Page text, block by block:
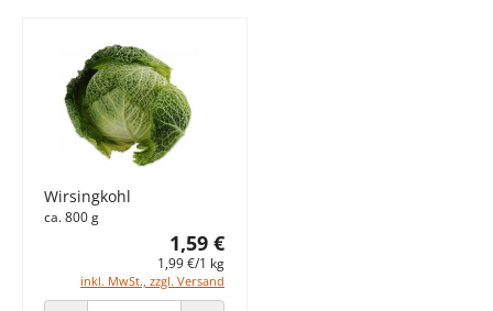
Wirsingkohl
ca. 800 g
1,59 €
1,99 €/1 kg
inkl. MwSt., zzgl. Versand